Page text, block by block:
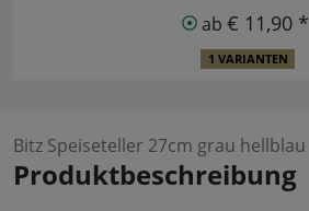
ab € 11,90 *
1 VARIANTEN
Bitz Speiseteller 27cm grau hellblau
Produktbeschreibung